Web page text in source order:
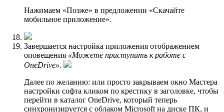
Нажимаем «Позже» в предложении «Скачайте
мобильное приложение».
Завершается настройка приложения отображением
оповещения «Можете приступить к работе с
OneDrive».
Далее по желанию: или просто закрываем окно Мастера
настройки софта кликом по крестику в заголовке, чтобы
перейти в каталог OneDrive, который теперь
синхронизируется с облаком Microsoft на диске ПК, и